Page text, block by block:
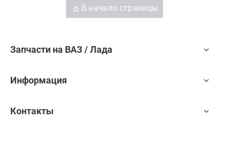
В начало страницы
Запчасти на ВАЗ / Лада
Информация
Контакты